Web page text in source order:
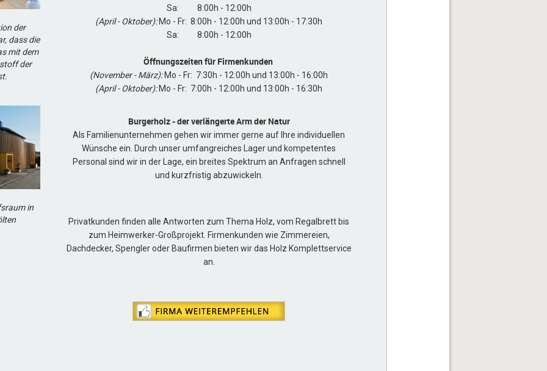
der
dass die
mit dem
der
in
Sa: 8:00h - 12:00h
(April - Oktober): Mo - Fr: 8:00h - 12:00h und 13:00h - 17:30h
Sa: 8:00h - 12:00h
Öffnungszeiten für Firmenkunden
(November - März): Mo - Fr: 7:30h - 12:00h und 13:00h - 16:00h
(April - Oktober): Mo - Fr: 7:00h - 12:00h und 13:00h - 16:30h
Burgerholz - der verlängerte Arm der Natur
Als Familienunternehmen gehen wir immer gerne auf Ihre individuellen
Wünsche ein. Durch unser umfangreiches Lager und kompetentes
Personal sind wir in der Lage, ein breites Spektrum an Anfragen schnell
und kurzfristig abzuwickeln.
Privatkunden finden alle Antworten zum Thema Holz, vom Regalbrett bis
zum Heimwerker-Großprojekt. Firmenkunden wie Zimmereien,
Dachdecker, Spengler oder Baufirmen bieten wir das Holz Komplettservice
an.